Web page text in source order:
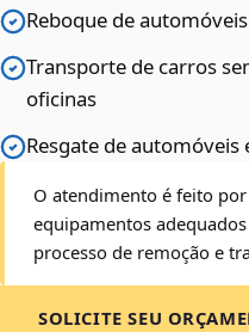
Reboque de
Transporte de carros
oficinas
Resgate de automóveis
O atendimento é feito
equipamentos
processo de remoção e
SOLICITE SEU